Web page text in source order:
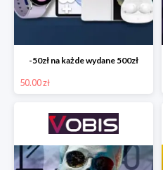
-50zł na każde wydane 500zł
50.00 zł